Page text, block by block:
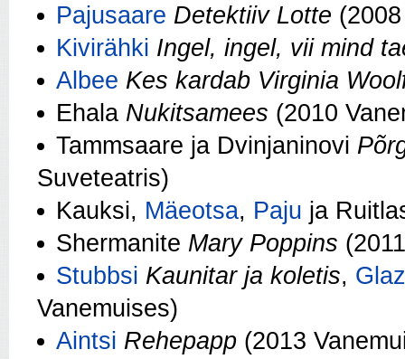
Pajusaare Detektiiv Lotte
Kivirähki Ingel, ingel, vii mind
Albee Kes kardab Virginia
Ehala Nukitsamees (2010
Tammsaare ja Dvinjaninovi
Suveteatris)
Kauksi, Mäeotsa, Paju ja
Shermanite Mary Poppins
Stubbsi Kaunitar ja koletis,
Vanemuises)
Aintsi Rehepapp (2013